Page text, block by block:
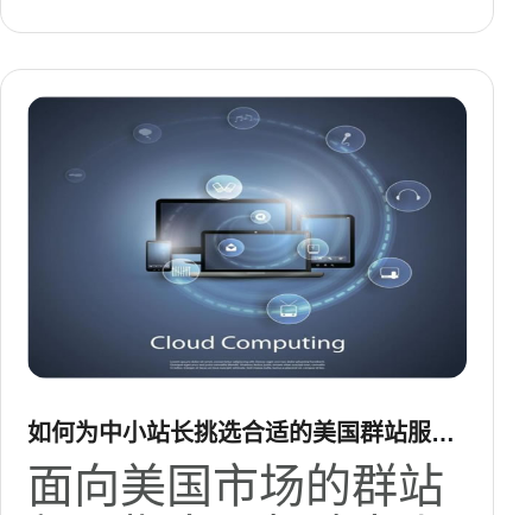
如何为中小站长挑选合适的美国群站服务
器配置
面向美国市场的群站